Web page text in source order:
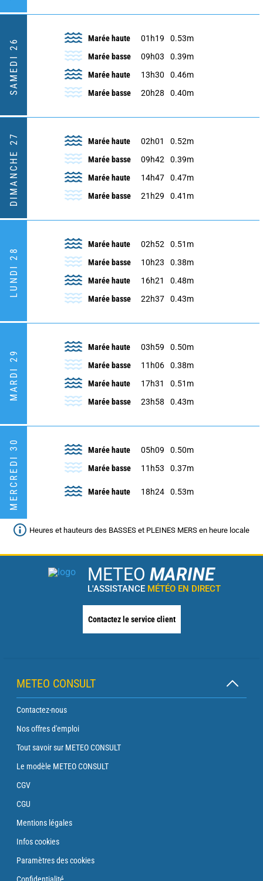
SAMEDI 26 Marée haute 01h19
0.53m
Marée basse
09h03
0.39m
Marée haute
13h30
0.46m
Marée basse
20h28 0.40m
DIMANCHE 27 Marée haute 02h01
0.52m
Marée basse
09h42
0.39m
Marée haute
14h47
0.47m
Marée basse
21h29 0.41m
LUNDI 28
Marée haute 02h52
0.51m
Marée basse
10h23
0.38m
Marée haute
16h21
0.48m
Marée basse
22h37 0.43m
MARDI 29
Marée haute 03h59
0.50m
Marée basse
11h06
0.38m
Marée haute
17h31
0.51m
Marée basse
23h58 0.43m
MERCREDI 30 Marée haute 05h09
0.50m
Marée basse
11h53 0.37m
Marée haute 18h24 0.53m
Heures et hauteurs des BASSES et PLEINES MERS en heure locale
METEO MARINE
L'ASSISTANCE MÉTÉO EN DIRECT
Contactez le service client
METEO CONSULT
Contactez-nous
Nos offres d'emploi
Tout savoir sur METEO CONSULT
Le modèle METEO CONSULT
CGV
CGU
Mentions légales
Infos cookies
Paramètres des cookies